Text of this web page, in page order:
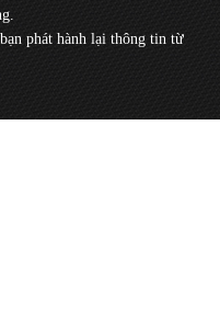
phát hành lại thông tin từ